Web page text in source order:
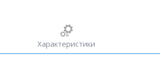
Характеристики